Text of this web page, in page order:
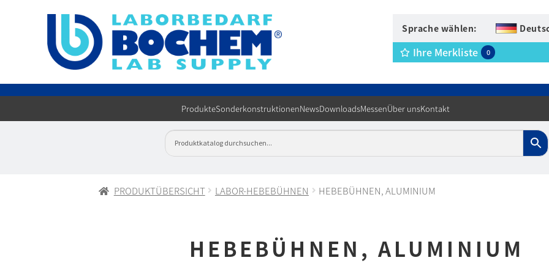
Sprache wählen:
Ihre Merkliste 0
ProdukteSonderkonstruktionenNewsDownloadsMessenÜber unsKontakt
PRODUKTÜBERSICHT LABOR-HEBEBÜHNEN HEBEBÜHNEN, ALUMINIUM
HEBEBÜHNEN, ALUMINIUM